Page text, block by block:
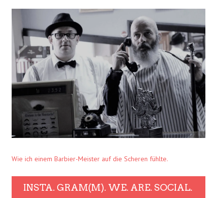
Wie ich einem Barbier-Meister auf die Scheren fühlte.
INSTA. GRAM(M). WE. ARE. SOCIAL.